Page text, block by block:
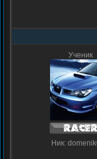
Ученик
Ник: